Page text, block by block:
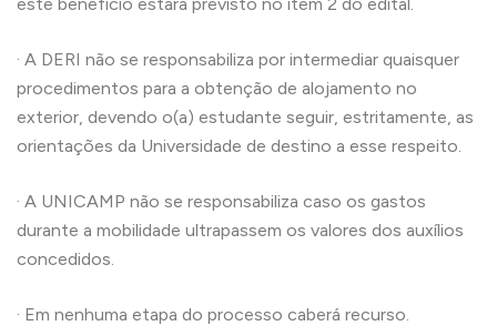
· A DERI não se responsabiliza por intermediar quaisquer
procedimentos para a obtenção de alojamento no
exterior, devendo o(a) estudante seguir, estritamente, as
orientações da Universidade de destino a esse respeito.
· A UNICAMP não se responsabiliza caso os gastos
durante a mobilidade ultrapassem os valores dos auxílios
concedidos.
· Em nenhuma etapa do processo caberá recurso.